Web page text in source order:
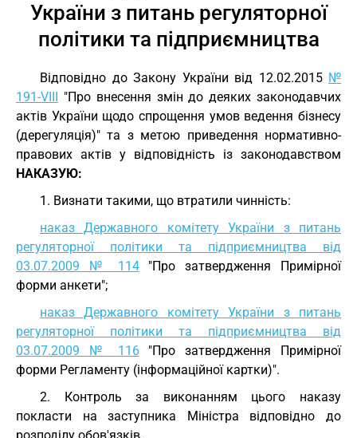
України з питань регуляторної
політики та підприємництва
Відповідно до Закону України від 12.02.2015 №
191-VIII "Про внесення змін до деяких законодавчих
актів України щодо спрощення умов ведення бізнесу
(дерегуляція)" та з метою приведення нормативно-
правових актів у відповідність із законодавством
НАКАЗУЮ:
1. Визнати такими, що втратили чинність:
наказ Державного комітету України з питань
регуляторної політики та підприємництва від
03.07.2009 № 114"Про затвердження Примірної
форми анкети";
наказ Державного комітету України з питань
регуляторної політики та підприємництва від
03.07.2009 № 116"Про затвердження Примірної
форми Регламенту (інформаційної картки)".
2. Контроль за виконанням цього наказу
покласти на заступника Міністра відповідно до